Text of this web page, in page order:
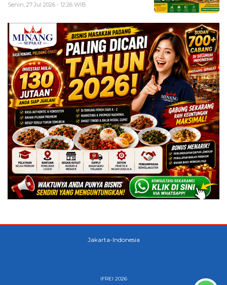
Senin, 27 Jul 2026 - 12:26 WIB
Jakarta-Indonesia
IFREI 2026